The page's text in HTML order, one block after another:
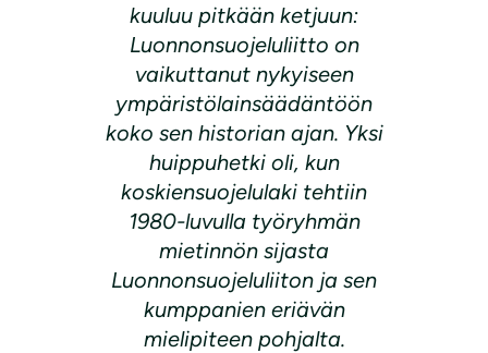
kuuluu pitkään ketjuun:
Luonnonsuojeluliitto on
vaikuttanut nykyiseen
ympäristölainsäädäntöön
koko sen historian ajan. Yksi
huippuhetki oli, kun
koskiensuojelulaki tehtiin
1980-luvulla työryhmän
mietinnön sijasta
Luonnonsuojeluliiton ja sen
kumppanien eriävän
mielipiteen pohjalta.